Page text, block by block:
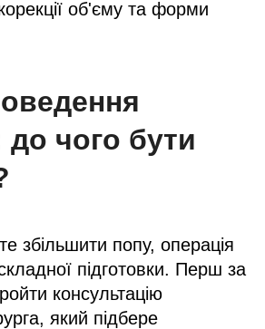
до чого бути
збільшити попу, операція
підготовки. Перш за
консультацію
який підбере